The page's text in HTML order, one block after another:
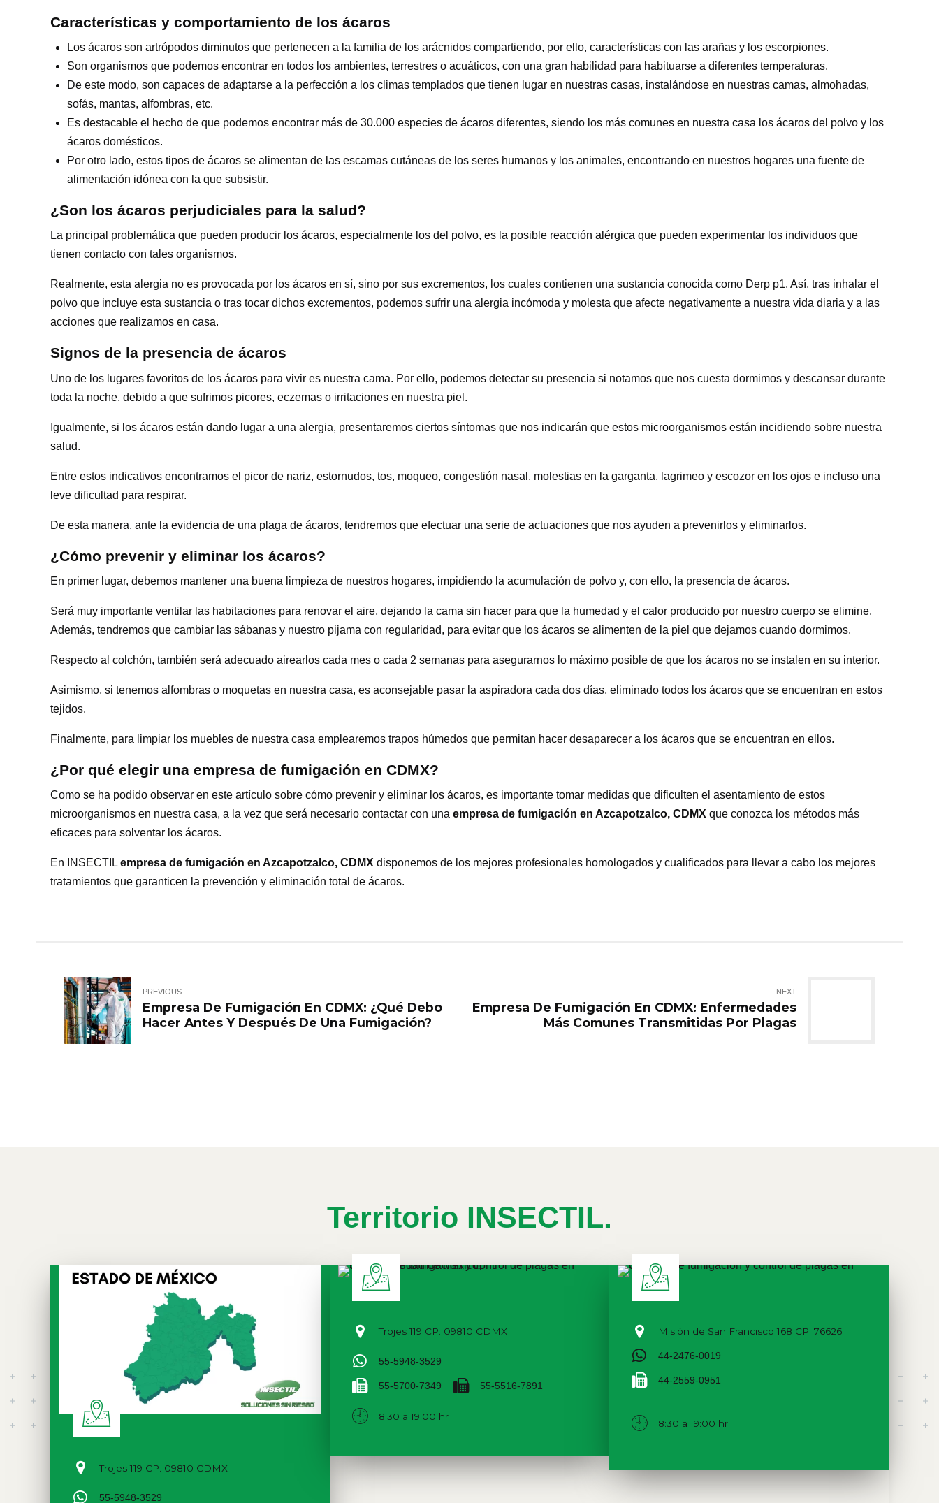
Características y comportamiento de los ácaros
Los ácaros son artrópodos diminutos que pertenecen a la familia de los arácnidos compartiendo, por ello, características con las arañas y los escorpiones.
Son organismos que podemos encontrar en todos los ambientes, terrestres o acuáticos, con una gran habilidad para habituarse a diferentes temperaturas.
De este modo, son capaces de adaptarse a la perfección a los climas templados que tienen lugar en nuestras casas, instalándose en nuestras camas, almohadas,
sofás, mantas, alfombras, etc.
Es destacable el hecho de que podemos encontrar más de 30.000 especies de ácaros diferentes, siendo los más comunes en nuestra casa los ácaros del polvo y los
ácaros domésticos.
Por otro lado, estos tipos de ácaros se alimentan de las escamas cutáneas de los seres humanos y los animales, encontrando en nuestros hogares una fuente de
alimentación idónea con la que subsistir.
¿Son los ácaros perjudiciales para la salud?
La principal problemática que pueden producir los ácaros, especialmente los del polvo, es la posible reacción alérgica que pueden experimentar los individuos que
tienen contacto con tales organismos.
Realmente, esta alergia no es provocada por los ácaros en sí, sino por sus excrementos, los cuales contienen una sustancia conocida como Derp p1. Así, tras inhalar el
polvo que incluye esta sustancia o tras tocar dichos excrementos, podemos sufrir una alergia incómoda y molesta que afecte negativamente a nuestra vida diaria y a las
acciones que realizamos en casa.
Signos de la presencia de ácaros
Uno de los lugares favoritos de los ácaros para vivir es nuestra cama. Por ello, podemos detectar su presencia si notamos que nos cuesta dormimos y descansar durante
toda la noche, debido a que sufrimos picores, eczemas o irritaciones en nuestra piel.
Igualmente, si los ácaros están dando lugar a una alergia, presentaremos ciertos síntomas que nos indicarán que estos microorganismos están incidiendo sobre nuestra
salud.
Entre estos indicativos encontramos el picor de nariz, estornudos, tos, moqueo, congestión nasal, molestias en la garganta, lagrimeo y escozor en los ojos e incluso una
leve dificultad para respirar.
De esta manera, ante la evidencia de una plaga de ácaros, tendremos que efectuar una serie de actuaciones que nos ayuden a prevenirlos y eliminarlos.
¿Cómo prevenir y eliminar los ácaros?
En primer lugar, debemos mantener una buena limpieza de nuestros hogares, impidiendo la acumulación de polvo y, con ello, la presencia de ácaros.
Será muy importante ventilar las habitaciones para renovar el aire, dejando la cama sin hacer para que la humedad y el calor producido por nuestro cuerpo se elimine.
Además, tendremos que cambiar las sábanas y nuestro pijama con regularidad, para evitar que los ácaros se alimenten de la piel que dejamos cuando dormimos.
Respecto al colchón, también será adecuado airearlos cada mes o cada 2 semanas para asegurarnos lo máximo posible de que los ácaros no se instalen en su interior.
Asimismo, si tenemos alfombras o moquetas en nuestra casa, es aconsejable pasar la aspiradora cada dos días, eliminado todos los ácaros que se encuentran en estos
tejidos.
Finalmente, para limpiar los muebles de nuestra casa emplearemos trapos húmedos que permitan hacer desaparecer a los ácaros que se encuentran en ellos.
¿Por qué elegir una empresa de fumigación en CDMX?
Como se ha podido observar en este artículo sobre cómo prevenir y eliminar los ácaros, es importante tomar medidas que dificulten el asentamiento de estos
microorganismos en nuestra casa, a la vez que será necesario contactar con una empresa de fumigación en Azcapotzalco, CDMX que conozca los métodos más
eficaces para solventar los ácaros.
En INSECTIL empresa de fumigación en Azcapotzalco, CDMX disponemos de los mejores profesionales homologados y cualificados para llevar a cabo los mejores
tratamientos que garanticen la prevención y eliminación total de ácaros.
PREVIOUS
Empresa De Fumigación En CDMX: ¿Qué Debo
Hacer Antes Y Después De Una Fumigación?
NEXT
Empresa De Fumigación En CDMX: Enfermedades
Más Comunes Transmitidas Por Plagas
Territorio INSECTIL.
Trojes 119 CP. 09810 CDMX
55-5948-3529
Trojes 119 CP. 09810 CDMX
55-5948-3529
55-5700-7349 55-5516-7891
8:30 a 19:00 hr
Misión de San Francisco 168 CP. 76626
44-2476-0019
44-2559-0951
8:30 a 19:00 hr